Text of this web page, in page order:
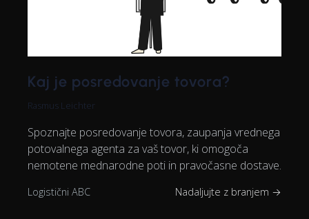
Kaj je posredovanje tovora?
Rasmus Leichter
Spoznajte posredovanje tovora, zaupanja vrednega
potovalnega agenta za vaš tovor, ki omogoča
nemotene mednarodne poti in pravočasne dostave.
Logistični ABC Nadaljujte z branjem →